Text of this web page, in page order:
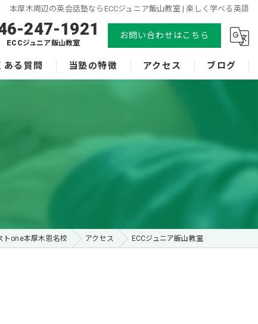
本厚木周辺の英会話塾ならECCジュニア飯山教室 | 楽しく学べる英語
247-1921
ECCジュニア飯山教室
お問い合わせはこちら
ある質問 当塾の特徴
体験
アクセス
ECCジュニア飯山教室
ブログ
トone本厚木恩名校 アクセス ECCジュニア飯山教室